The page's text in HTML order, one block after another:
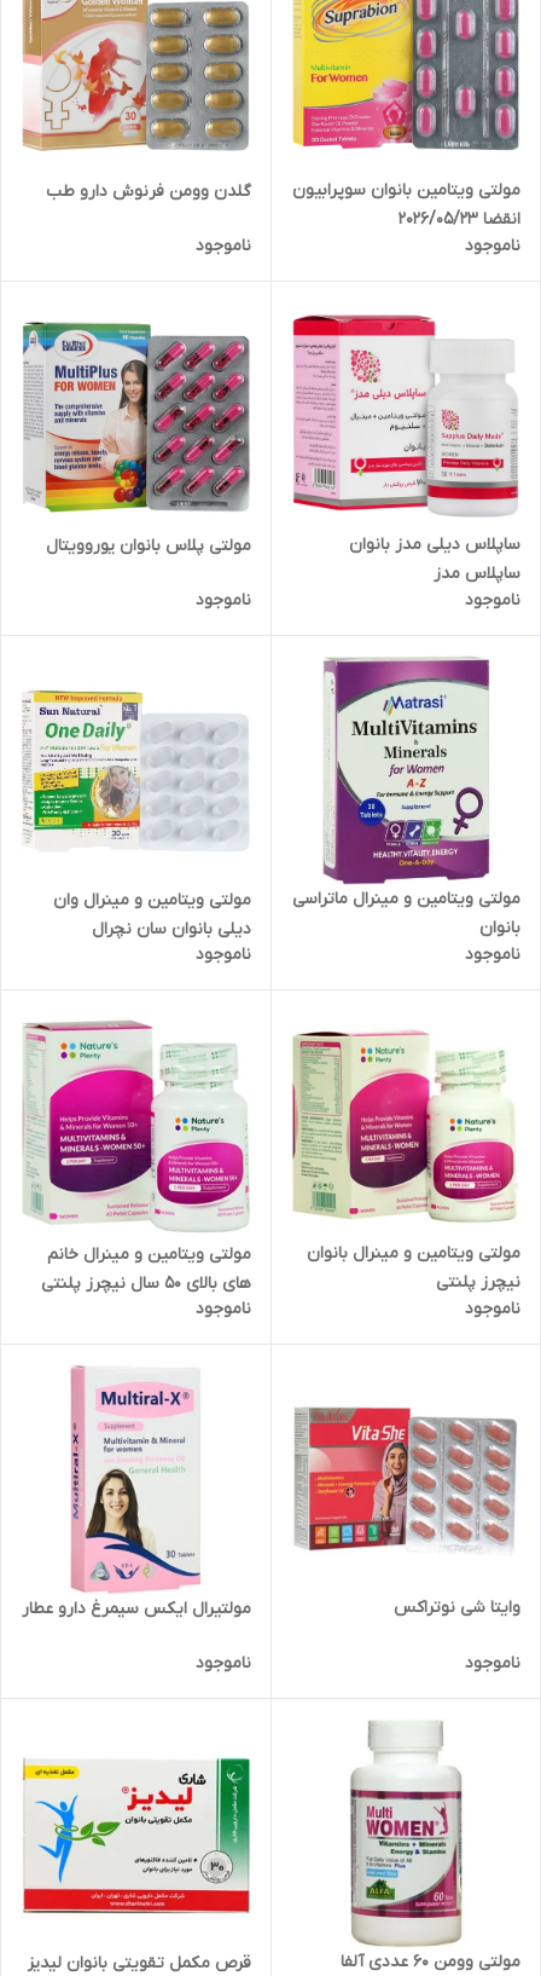
مولتی ویتامین بانوان سوپرابیون
انقضا 2026/05/23
ناموجود
گلدن وومن فرنوش دارو طب
ناموجود
ساپلاس دیلی مدز بانوان
ساپلاس مدز
ناموجود
مولتی پلاس بانوان یوروویتال
ناموجود
مولتی ویتامین و مینرال ماتراسی
بانوان
ناموجود
مولتی ویتامین و مینرال وان
دیلی بانوان سان نچرال
ناموجود
مولتی ویتامین و مینرال بانوان
نیچرز پلنتی
ناموجود
مولتی ویتامین و مینرال خانم
های بالای 50 سال نیچرز پلنتی
ناموجود
وایتا شی نوتراکس
ناموجود
مولتیرال ایکس سیمرغ دارو عطار
ناموجود
مولتی وومن 60 عددی آلفا
قرص مکمل تقویتی بانوان لیدیز